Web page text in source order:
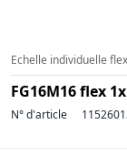
Echelle individuelle
FG16M16 flex
N° d'article